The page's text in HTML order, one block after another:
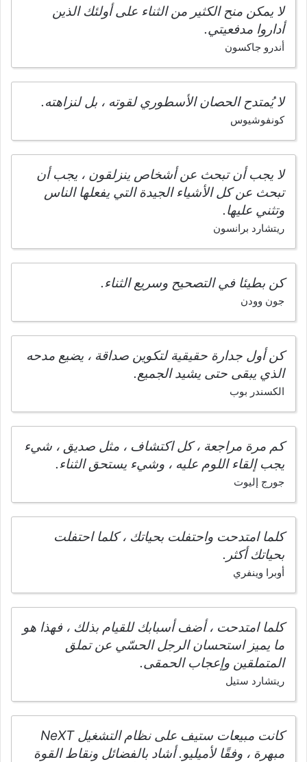
لا يمكن منح الكثير من الثناء على أولئك الذين
أداروا مدفعيتي.
أندرو جاكسون
لا يُمتدح الحصان الأسطوري لقوته ، بل لنزاهته.
كونفوشيوس
لا يجب أن تبحث عن أشخاص ينزلقون ، يجب أن
تبحث عن كل الأشياء الجيدة التي يفعلها الناس
وتثني عليها.
ريتشارد برانسون
كن بطيئا في التصحيح وسريع الثناء.
جون وودن
كن أول جدارة حقيقية لتكوين صداقة ، يضيع مدحه
الذي يبقى حتى يشيد الجميع.
الكسندر بوب
كم مرة مراجعة ، كل اكتشاف ، مثل صديق ، شيء
يجب إلقاء اللوم عليه ، وشيء يستحق الثناء.
جورج إليوت
كلما امتدحت واحتفلت بحياتك ، كلما احتفلت
بحياتك أكثر.
أوبرا وينفري
كلما امتدحت ، أضف أسبابك للقيام بذلك ، فهذا هو
ما يميز استحسان الرجل الحسّي عن تملق
المتملقين وإعجاب الحمقى.
ريتشارد ستيل
كانت مبيعات ستيف على نظام التشغيل NeXT
مبهرة ، وفقًا لأميليو. أشاد بالفضائل ونقاط القوة